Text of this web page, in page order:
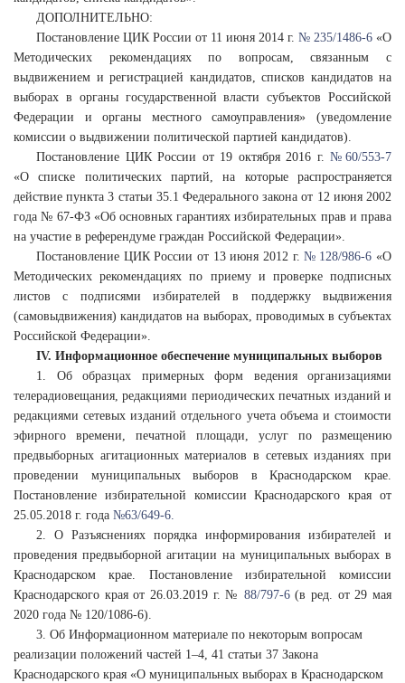
ДОПОЛНИТЕЛЬНО:
Постановление ЦИК России от 11 июня 2014 г. № 235/1486-6 «О
Методических рекомендациях по вопросам, связанным с
выдвижением и регистрацией кандидатов, списков кандидатов на
выборах в органы государственной власти субъектов Российской
Федерации и органы местного самоуправления» (уведомление
комиссии о выдвижении политической партией кандидатов).
Постановление ЦИК России от 19 октября 2016 г. № 60/553-7
«О списке политических партий, на которые распространяется
действие пункта 3 статьи 35.1 Федерального закона от 12 июня 2002
года № 67-ФЗ «Об основных гарантиях избирательных прав и права
на участие в референдуме граждан Российской Федерации».
Постановление ЦИК России от 13 июня 2012 г.№ 128/986-6 «О
Методических рекомендациях по приему и проверке подписных
листов с подписями избирателей в поддержку выдвижения
(самовыдвижения) кандидатов на выборах, проводимых в субъектах
Российской Федерации».
IV. Информационное обеспечение муниципальных выборов
1. Об образцах примерных форм ведения организациями
телерадиовещания, редакциями периодических печатных изданий и
редакциями сетевых изданий отдельного учета объема и стоимости
эфирного времени, печатной площади, услуг по размещению
предвыборных агитационных материалов в сетевых изданиях при
проведении муниципальных выборов в Краснодарском крае.
Постановление избирательной комиссии Краснодарского края от
25.05.2018 г. года №63/649-6.
2. О Разъяснениях порядка информирования избирателей и
проведения предвыборной агитации на муниципальных выборах в
Краснодарском крае. Постановление избирательной комиссии
Краснодарского края от 26.03.2019 г. № 88/797-6(в ред. от 29 мая
2020 года № 120/1086-6).
3. Об Информационном материале по некоторым вопросам
реализации положений частей 1–4, 41 статьи 37 Закона
Краснодарского края «О муниципальных выборах в Краснодарском